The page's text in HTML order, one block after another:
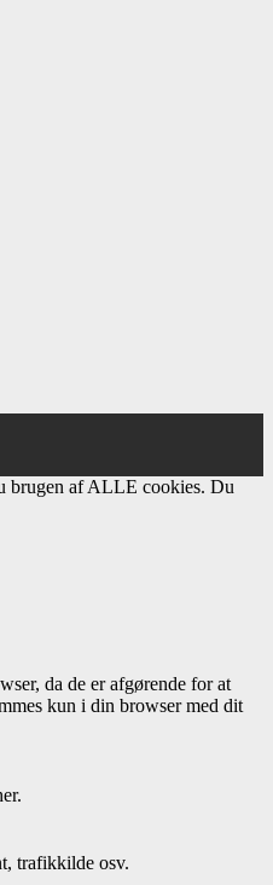
brugen af ​​ALLE cookies. Du
da de er afgørende for at
kun i din browser med dit
trafikkilde osv.